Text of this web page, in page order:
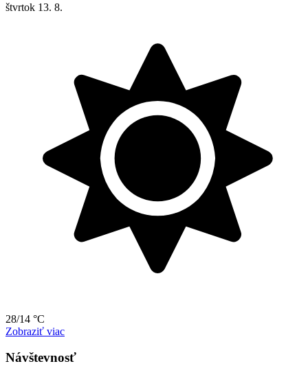
štvrtok 13. 8.
28/14 °C
Zobraziť viac
Návštevnosť